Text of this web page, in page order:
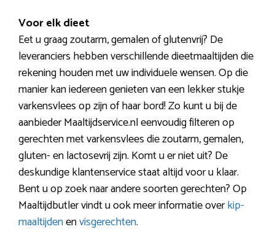
Voor elk dieet
Eet u graag zoutarm, gemalen of glutenvrij? De
leveranciers hebben verschillende dieetmaaltijden die
rekening houden met uw individuele wensen. Op die
manier kan iedereen genieten van een lekker stukje
varkensvlees op zijn of haar bord! Zo kunt u bij de
aanbieder Maaltijdservice.nl eenvoudig filteren op
gerechten met varkensvlees die zoutarm, gemalen,
gluten- en lactosevrij zijn. Komt u er niet uit? De
deskundige klantenservice staat altijd voor u klaar.
Bent u op zoek naar andere soorten gerechten? Op
Maaltijdbutler vindt u ook meer informatie overkip-
maaltijdenenvisgerechten.